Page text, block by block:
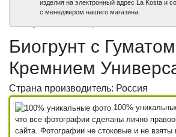
100%
изделия на электронный адрес La Kosta и
с менеджером нашего магазина.
Биогрунт с
Кремнием
Страна производитель: Россия
100%
что все фотографии сделаны лично
сайта. Фотографии не стоковые и не взяты